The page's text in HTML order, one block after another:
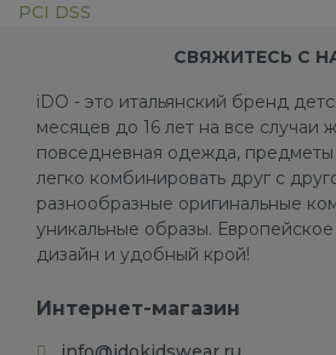
PCI DSS
СВЯЖИТЕСЬ С
iDO - это итальянский бренд
месяцев до 16 лет на все случаи
повседневная одежда,
легко комбинировать друг с
разнообразные оригинальные
уникальные образы. Европейское
дизайн и удобный крой!
Интернет-магазин